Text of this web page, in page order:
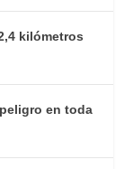
kilómetros
en toda